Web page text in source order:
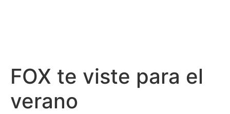
FOX te viste para el
verano